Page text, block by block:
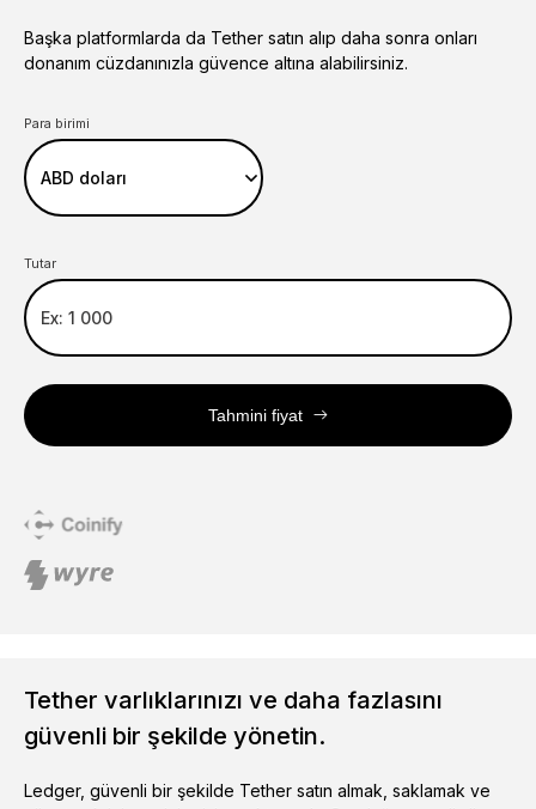
Başka platformlarda da Tether satın alıp daha sonra onları
donanım cüzdanınızla güvence altına alabilirsiniz.
Para birimi
Tutar
Tahmini fiyat
Tether varlıklarınızı ve daha fazlasını
güvenli bir şekilde yönetin.
Ledger, güvenli bir şekilde Tether satın almak, saklamak ve